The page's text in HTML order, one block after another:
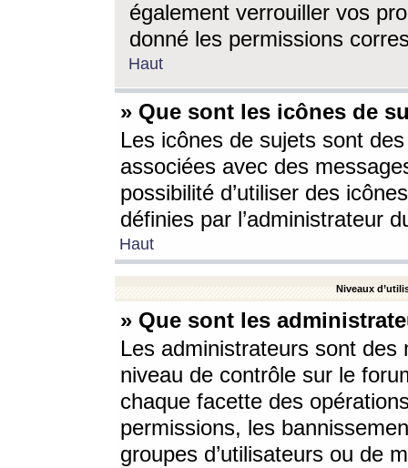
également verrouiller vos
donné les permissions
Haut
» Que sont les icônes de
Les icônes de sujets sont
associées avec des
possibilité d’utiliser des
définies par l’administrateur
Haut
Niveaux
» Que sont les
Les administrateurs sont
niveau de contrôle sur le
chaque facette des
permissions, les
groupes d’utilisateurs ou de